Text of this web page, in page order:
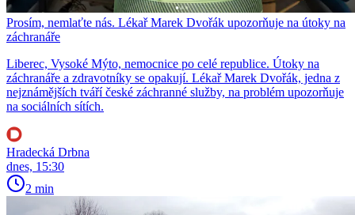
Prosím, nemlaťte nás. Lékař Marek Dvořák upozorňuje na útoky na
záchranáře
Liberec, Vysoké Mýto, nemocnice po celé republice. Útoky na
záchranáře a zdravotníky se opakují. Lékař Marek Dvořák, jedna z
nejznámějších tváří české záchranné služby, na problém upozorňuje
na sociálních sítích.
Hradecká Drbna
dnes, 15:30
2 min